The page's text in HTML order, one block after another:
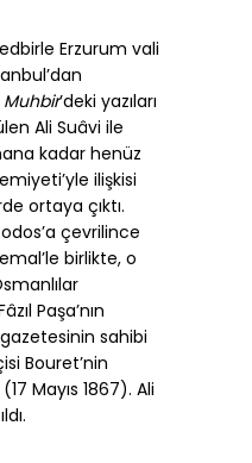
Erzurum vali
Muhbir’deki yazıları
Ali Suâvi ile
kadar henüz
ilişkisi
ortaya çıktı.
çevrilince
birlikte, o
Paşa’nın
sahibi
Bouret’nin
Mayıs 1867). Ali